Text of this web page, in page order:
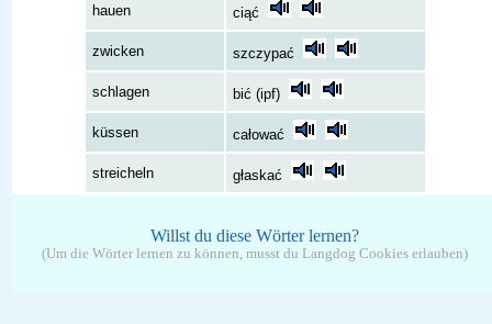
hauen ciąć
zwicken szczypać
schlagen bić (ipf)
küssen całować
streicheln głaskać
Willst du diese Wörter lernen?
(Um die Wörter lernen zu können, musst du Langdog Cookies erlauben)